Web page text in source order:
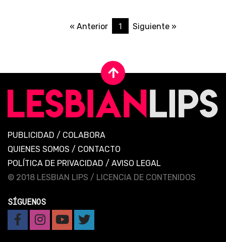
« Anterior 1 Siguiente »
PUBLICIDAD / COLABORA
QUIENES SOMOS / CONTACTO
POLÍTICA DE PRIVACIDAD / AVISO LEGAL
© 2018 LESBIAN LIPS / LICENCIA DE CONTENIDOS
SÍGUENOS